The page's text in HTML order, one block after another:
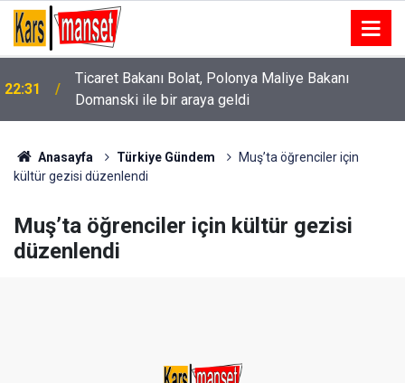
22:31
Ticaret Bakanı Bolat, Polonya Maliye Bakanı
Domanski ile bir araya geldi
Anasayfa Türkiye Gündem
Muş’ta öğrenciler için
kültür gezisi düzenlendi
Muş’ta öğrenciler için kültür gezisi
düzenlendi